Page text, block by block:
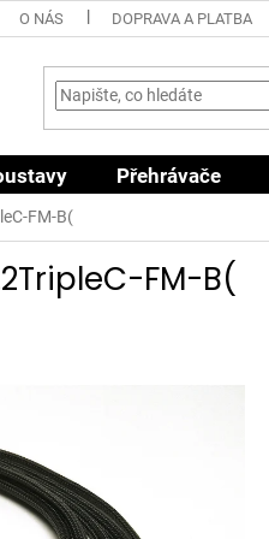
O NÁS DOPRAVA A PLATBA
Přehrávače
FM-B(
FM-B(